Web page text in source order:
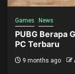
Games News
PUBG Berapa
PC Terbaru
9 months ago